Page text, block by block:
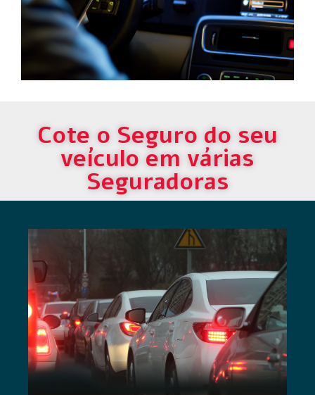
Cote o Seguro do seu
veículo em várias
Seguradoras